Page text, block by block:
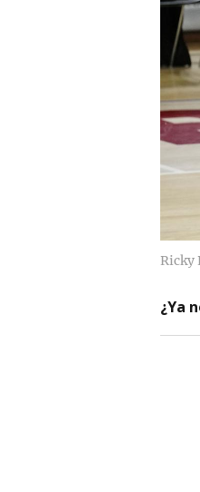
Ricky
¿Ya